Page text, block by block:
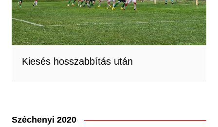
Kiesés hosszabbítás után
Széchenyi 2020